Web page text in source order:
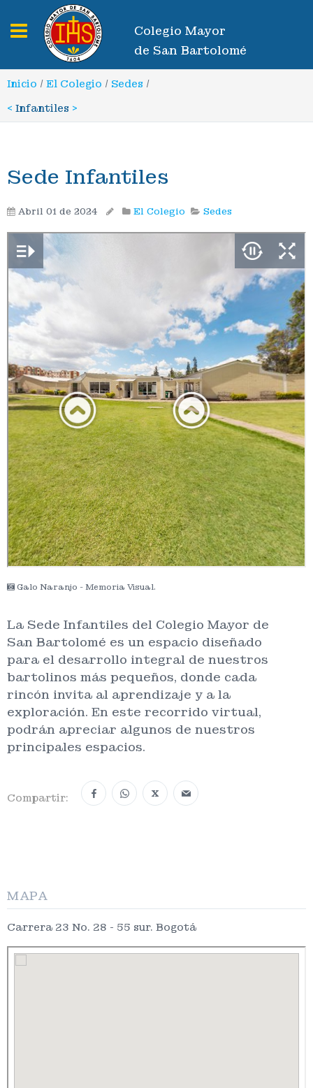
Toggle navigation
Colegio Mayor
de San Bartolomé
Inicio / El Colegio / Sedes /
< Infantiles >
Sede Infantiles
Abril 01 de 2024 El Colegio Sedes
Galo Naranjo - Memoria Visual.
La Sede Infantiles del Colegio Mayor de
San Bartolomé es un espacio diseñado
para el desarrollo integral de nuestros
bartolinos más pequeños, donde cada
rincón invita al aprendizaje y a la
exploración. En este recorrido virtual,
podrán apreciar algunos de nuestros
principales espacios.
Compartir: X
MAPA
Carrera 23 No. 28 - 55 sur. Bogotá